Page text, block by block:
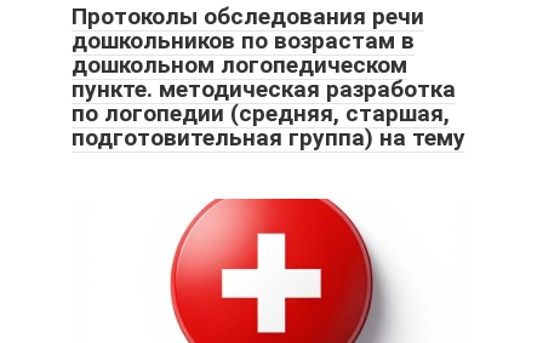
Протоколы обследования речи
дошкольников по возрастам в
дошкольном логопедическом
пункте. методическая разработка
по логопедии (средняя, старшая,
подготовительная группа) на тему